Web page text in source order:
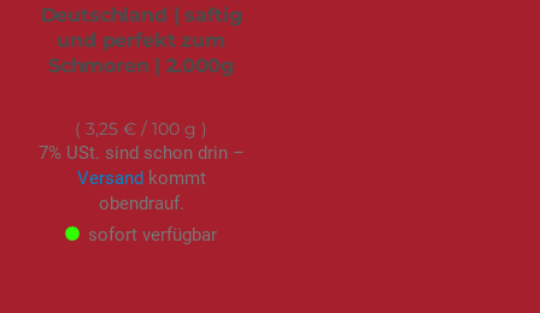
Deutschland | saftig
und perfekt zum
Schmoren | 2.000g
3,25 € / 100 g
7% USt. sind schon drin –
Versandkommt
obendrauf.
sofort verfügbar